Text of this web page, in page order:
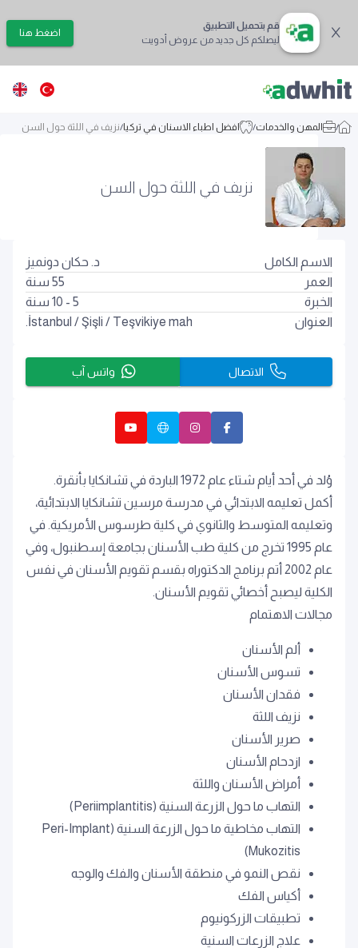
قم بتحميل التطبيق
ليصلكم كل جديد من عروض أدويت
اضغط هنا
/ المهن والخدمات/ افضل اطباء الاسنان في تركيا/نزيف في اللثة حول السن
نزيف في اللثة حول السن
وُلد في أحد أيام شتاء عام 1972 الباردة في تشانكايا بأنقرة.
أكمل تعليمه الابتدائي في مدرسة مرسين تشانكايا الابتدائية،
وتعليمه المتوسط والثانوي في كلية طرسوس الأمريكية. في
عام 1995 تخرج من كلية طب الأسنان بجامعة إسطنبول، وفي
عام 2002 أتم برنامج الدكتوراه بقسم تقويم الأسنان في نفس
الكلية ليصبح أخصائي تقويم الأسنان.
مجالات الاهتمام
ألم الأسنان
تسوس الأسنان
فقدان الأسنان
نزيف اللثة
صرير الأسنان
ازدحام الأسنان
أمراض الأسنان واللثة
التهاب ما حول الزرعة السنية (Periimplantitis)
التهاب مخاطية ما حول الزرعة السنية (Peri-Implant
Mukozitis)
نقص النمو في منطقة الأسنان والفك والوجه
أكياس الفك
تطبيقات الزركونيوم
علاج الزرعات السنية
الاسم الكامل
د. حكان دونميز
العمر
55 سنة
الخبرة
5 - 10 سنة
العنوان
İstanbul /Şişli / Teşvikiye mah.
الاتصال واتس آب